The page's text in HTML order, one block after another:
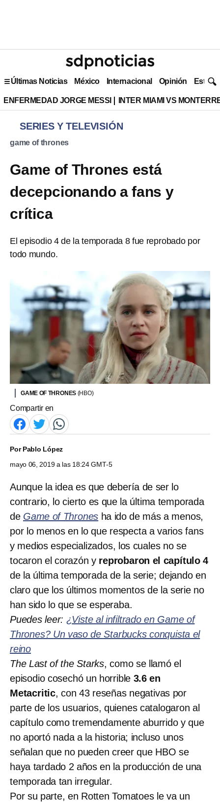
Últimas Noticias México Internacional Opinión Estilo
ENFERMEDAD JORGE MESSI INTER MIAMI VS
SERIES Y TELEVISIÓN
game of thrones
Game of Thrones está
decepcionando a fans y
crítica
El episodio 4 de la temporada 8 fue reprobado por
todo mundo.
GAME OF THRONES (HBO)
Compartir en
PorPablo López
mayo 06, 2019 a las 18:24 GMT-5
Aunque la idea es que debería de ser lo
contrario, lo cierto es que la última temporada
de Game of Thrones ha ido de más a menos,
por lo menos en lo que respecta a varios fans
y medios especializados, los cuales no se
tocaron el corazón y reprobaron el capítulo 4
de la última temporada de la serie; dejando en
claro que los últimos momentos de la serie no
han sido lo que se esperaba.
Puedes leer: ¿Viste al infiltrado en Game of
Thrones? Un vaso de Starbucks conquista el
reino
The Last of the Starks, como se llamó el
episodio cosechó un horrible 3.6 en
Metacritic, con 43 reseñas negativas por
parte de los usuarios, quienes catalogaron al
capítulo como tremendamente aburrido y que
no aportó nada a la historia; incluso unos
señalan que no pueden creer que HBO se
haya tardado 2 años en la producción de una
temporada tan irregular.
Por su parte, en Rotten Tomatoes le va un